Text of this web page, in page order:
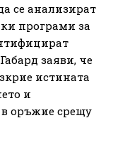
се анализират
програми за
заяви, че
истината
и
оръжие срещу